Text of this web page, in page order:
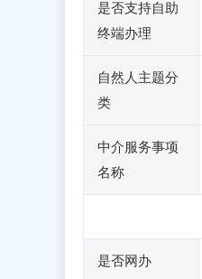
是否支持自助
终端办理
自然人主题分
类
中介服务事项
名称
是否网办